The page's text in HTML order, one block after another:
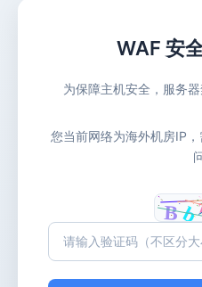
WAF 安
为保障主机安全，服务
您当前网络为海外机房IP